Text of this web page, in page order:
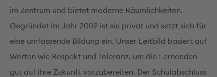
im Zentrum und bietet moderne Räumlichkeiten.
Gegründet im Jahr 2009 ist sie privat und setzt sich für
eine umfassende Bildung ein. Unser Leitbild basiert auf
Werten wie Respekt und Toleranz, um die Lernenden
gut auf ihre Zukunft vorzubereiten. Der Schulabschluss